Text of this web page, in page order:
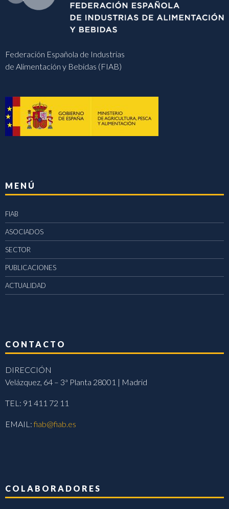
Federación Española de Industrias
de Alimentación y Bebidas (FIAB)
MENÚ
FIAB
ASOCIADOS
SECTOR
PUBLICACIONES
ACTUALIDAD
CONTACTO
DIRECCIÓN
Velázquez, 64 – 3ª Planta 28001 | Madrid
TEL: 91 411 72 11
EMAIL:fiab@fiab.es
COLABORADORES